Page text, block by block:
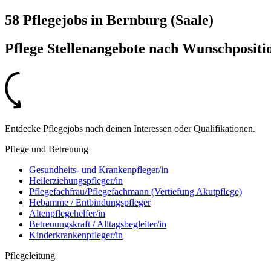
58 Pflegejobs in Bernburg (Saale)
Pflege Stellenangebote nach
Entdecke Pflegejobs nach deinen Interessen oder Qualifikationen.
Pflege und Betreuung
Gesundheits- und Krankenpfleger/in
Heilerziehungspfleger/in
Pflegefachfrau/Pflegefachmann (Vertiefung Akutpflege)
Hebamme / Entbindungspfleger
Altenpflegehelfer/in
Betreuungskraft / Alltagsbegleiter/in
Kinderkrankenpfleger/in
Pflegeleitung